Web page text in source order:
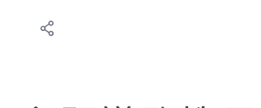
喜